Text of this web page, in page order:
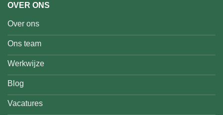
OVER ONS
Over ons
Ons team
Werkwijze
Blog
Vacatures